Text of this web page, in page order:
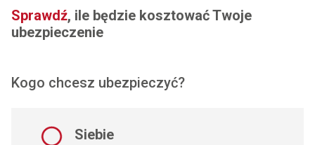
Sprawdź, ile będzie kosztować Twoje
ubezpieczenie
Kogo chcesz ubezpieczyć?
Siebie